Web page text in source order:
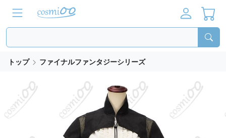
トップ ファイナルファンタジーシリーズ